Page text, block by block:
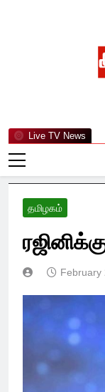
Live TV News
தமிழகம்
February